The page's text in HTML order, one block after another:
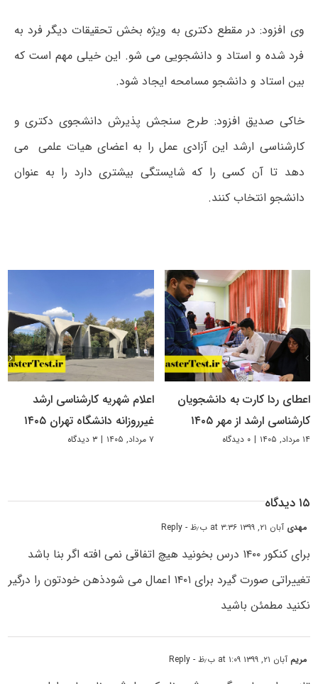
وی افزود: در مقطع دکتری به ویژه بخش تحقیقات دیگر فرد به
فرد شده و استاد و دانشجویی می شو. این خیلی مهم است که
بین استاد و دانشجو مسامحه ایجاد شود.
خاکی صدیق افزود: طرح سنجش پذیرش دانشجوی دکتری و
کارشناسی ارشد این آزادی عمل را به اعضای هیات علمی می
دهد تا آن کسی را که شایستگی بیشتری دارد را به عنوان
دانشجو انتخاب کنند.
اعطای ردا کارت به دانشجویان
کارشناسی ارشد از مهر ۱۴۰۵
۱۴ مرداد, ۱۴۰۵ | ۰ دیدگاه
اعلام شهریه کارشناسی ارشد
غیرروزانه دانشگاه تهران ۱۴۰۵
۷ مرداد, ۱۴۰۵ | ۳ دیدگاه
۱۵ دیدگاه
مهدی آبان ۲۱, ۱۳۹۹ at ۳:۳۶ ب٫ظ - Reply
برای کنکور ۱۴۰۰ درس بخونید هیچ اتفاقی نمی افته اگر بنا باشد
تغییراتی صورت گیرد برای ۱۴۰۱ اعمال می شودذهن خودتون را درگیر
نکنید مطمئن باشید
مریم آبان ۲۱, ۱۳۹۹ at ۱:۰۹ ب٫ظ - Reply